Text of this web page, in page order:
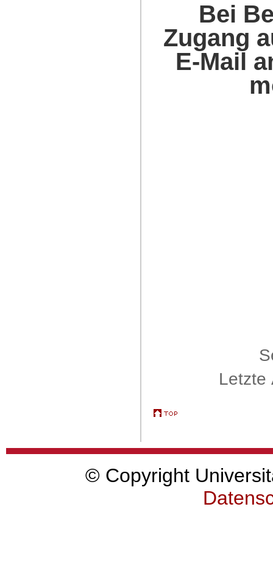
Bei
Zugang
E-Mail
Letzte
© Copyright